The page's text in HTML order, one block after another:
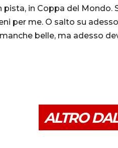
in Coppa del Mondo.
per me. O salto su
belle, ma adesso
ALTRO